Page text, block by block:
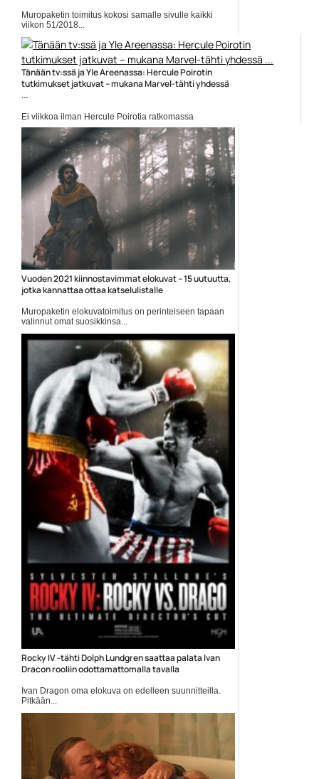
Muropaketin toimitus kokosi samalle sivulle kaikki
viikon 51/2018...
Elokuvauutiset
Tänään tv:ssä ja Yle Areenassa: Hercule Poirotin
tutkimukset jatkuvat – mukana Marvel-tähti yhdessä
...
Ei viikkoa ilman Hercule Poirotia ratkomassa
mysteereitä. Tänään...
Elokuvauutiset
Vuoden 2021 kiinnostavimmat elokuvat – 15 uutuutta,
jotka kannattaa ottaa katselulistalle
Muropaketin elokuvatoimitus on perinteiseen tapaan
valinnut omat suosikkinsa...
Elokuva-artikkelit
Rocky IV -tähti Dolph Lundgren saattaa palata Ivan
Dracon rooliin odottamattomalla tavalla
Ivan Dragon oma elokuva on edelleen suunnitteilla.
Pitkään...
Creed 2